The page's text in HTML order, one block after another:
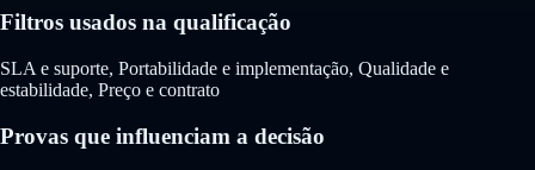
Filtros usados na qualificação
SLA e suporte, Portabilidade e implementação, Qualidade e
estabilidade, Preço e contrato
Provas que influenciam a decisão